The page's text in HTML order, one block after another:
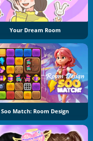
Your Dream Room
Soo Match: Room Design